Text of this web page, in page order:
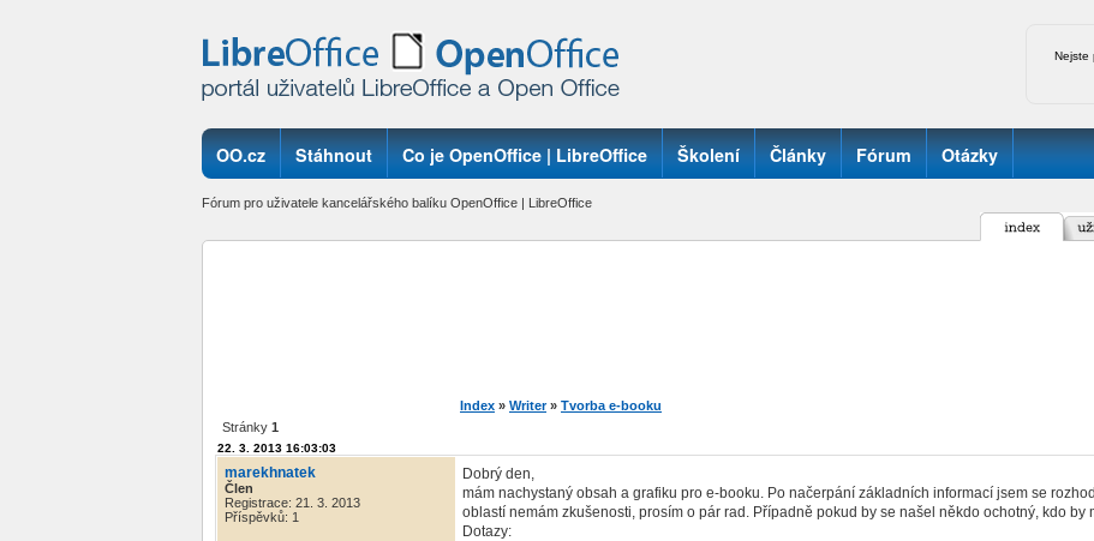
Nejste
OO.cz Stáhnout Co je OpenOffice | LibreOffice Školení Články Fórum Otázky
Fórum pro uživatele kancelářského balíku OpenOffice | LibreOffice
Index » Writer » Tvorba e-booku
Stránky 1
22. 3. 2013 16:03:03
marekhnatek
Člen
Registrace: 21. 3. 2013
Příspěvků: 1
Dobrý den,
mám nachystaný obsah a grafiku pro e-booku. Po načerpání základních informací jsem se
oblastí nemám zkušenosti, prosím o pár rad. Případně pokud by se našel někdo ochotný, kdo by
Dotazy: